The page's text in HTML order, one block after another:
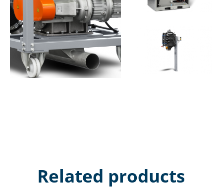
Related products